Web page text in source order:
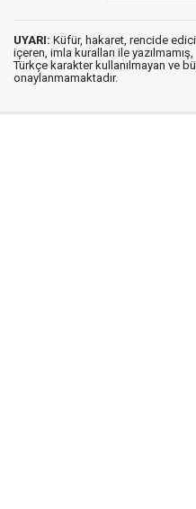
UYARI: Küfür, hakaret, rencide
içeren, imla kuralları ile yazılmamış,
Türkçe karakter kullanılmayan ve
onaylanmamaktadır.